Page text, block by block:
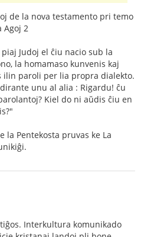
de la nova testamento pri temo
Agoj 2
Judoj el ĉiu nacio sub la
la homamaso kunvenis kaj
ilin paroli per lia propra dialekto.
unu al alia : Rigardu! ĉu
Kiel do ni aŭdis ĉiu en
la Pentekosta pruvas ke La
Interkultura komunikado